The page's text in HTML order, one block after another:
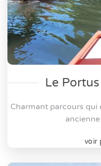
Le
Charmant parcours qui
voir